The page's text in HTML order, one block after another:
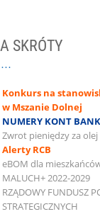
SKRÓTY
Konkurs na
w Mszanie Dolnej
NUMERY KONT
Zwrot pieniędzy za
Alerty RCB
eBOM dla
MALUCH+ 2022-2029
RZĄDOWY FUNDUSZ
STRATEGICZNYCH